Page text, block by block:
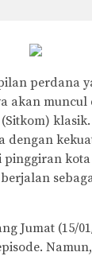
perdana
akan
dengan
Jumat (15/